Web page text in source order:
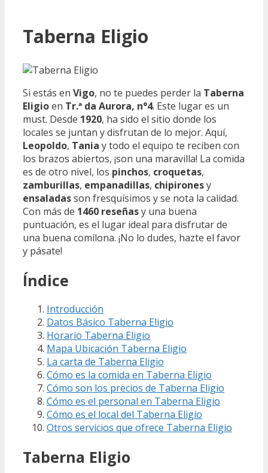
Taberna Eligio
Si estás en Vigo, no te puedes perder la Taberna
Eligioen Tr.ª da Aurora, n°4. Este lugar es un
must. Desde 1920, ha sido el sitio donde los
locales se juntan y disfrutan de lo mejor. Aquí,
Leopoldo, Tania y todo el equipo te reciben con
los brazos abiertos, ¡son una maravilla! La comida
es de otro nivel, los pinchos, croquetas,
zamburillas, empanadillas, chipironesy
ensaladasson fresquísimos y se nota la calidad.
Con más de 1460 reseñasy una buena
puntuación, es el lugar ideal para disfrutar de
una buena comilona. ¡No lo dudes, hazte el favor
y pásate!
Índice
Introducción
Datos Básico Taberna Eligio
Horario Taberna Eligio
Mapa Ubicación Taberna Eligio
La carta de Taberna Eligio
Cómo es la comida en Taberna Eligio
Cómo son los precios de Taberna Eligio
Cómo es el personal en Taberna Eligio
Cómo es el local del Taberna Eligio
Otros servicios que ofrece Taberna Eligio
Taberna Eligio